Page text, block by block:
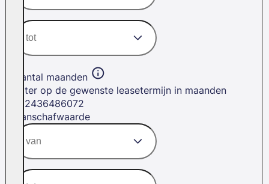
Aantal maanden
Filter op de gewenste leasetermijn in maanden
2436486072
Aanschafwaarde